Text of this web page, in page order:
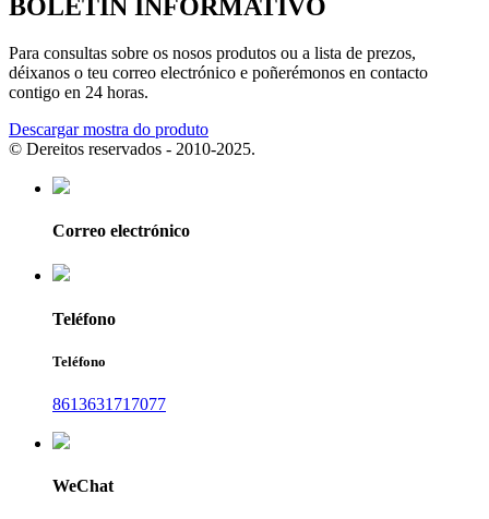
BOLETÍN INFORMATIVO
Para consultas sobre os nosos produtos ou a lista de prezos,
déixanos o teu correo electrónico e poñerémonos en contacto
contigo en 24 horas.
Descargar mostra do produto
© Dereitos reservados - 2010-2025.
Correo electrónico
Teléfono
Teléfono
8613631717077
WeChat